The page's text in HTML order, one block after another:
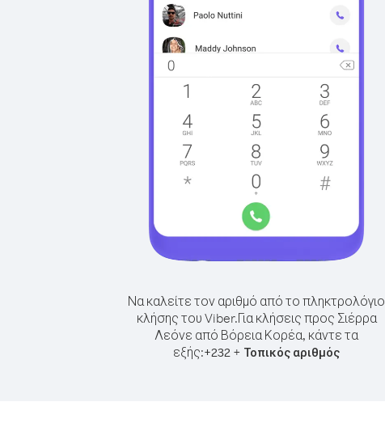
Να καλείτε τον αριθμό από το πληκτρολόγιο
κλήσης του Viber.Για κλήσεις προς Σιέρρα
Λεόνε από Βόρεια Κορέα, κάντε τα
εξής:+232 + Τοπικός αριθμός